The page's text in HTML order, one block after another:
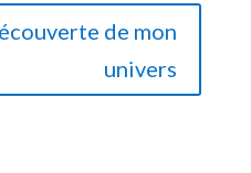
de mon
univers